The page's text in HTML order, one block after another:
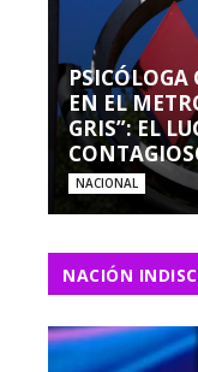
EN EL
GRIS”: EL
NACIONAL
NACIÓN